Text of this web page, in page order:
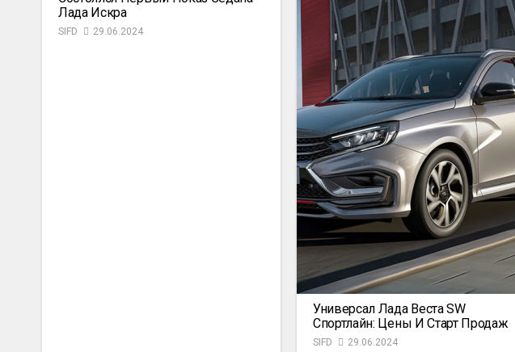
Лада Искра
SIFD 29.06.2024
Универсал Лада Веста SW
Спортлайн: Цены И Старт Продаж
SIFD 29.06.2024